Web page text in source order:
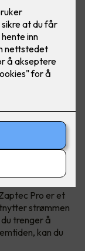
Pro er et
strømmen
trenger å
kan du